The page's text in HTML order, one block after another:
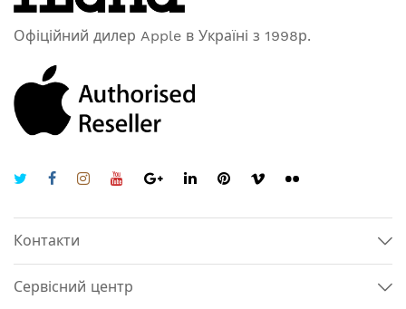
Офіційний дилер Apple в Україні з 1998р.
Контакти
Сервісний центр